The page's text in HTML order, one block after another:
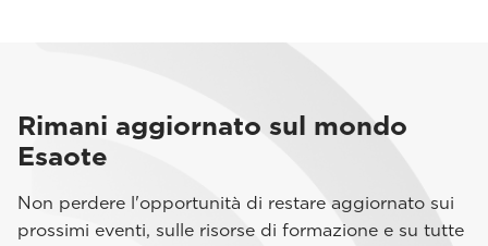
Rimani aggiornato sul mondo
Esaote
Non perdere l'opportunità di restare aggiornato sui
prossimi eventi, sulle risorse di formazione e su tutte